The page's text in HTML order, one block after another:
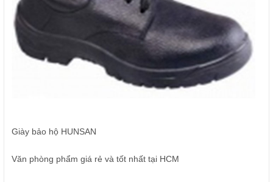
Giày bảo hộ HUNSAN
Văn phòng phẩm giá rẻ và tốt nhất tại HCM